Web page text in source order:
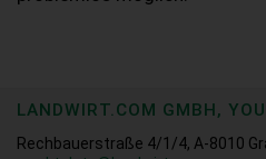
LANDWIRT.COM GMBH,
Rechbauerstraße 4/1/4, A-8010